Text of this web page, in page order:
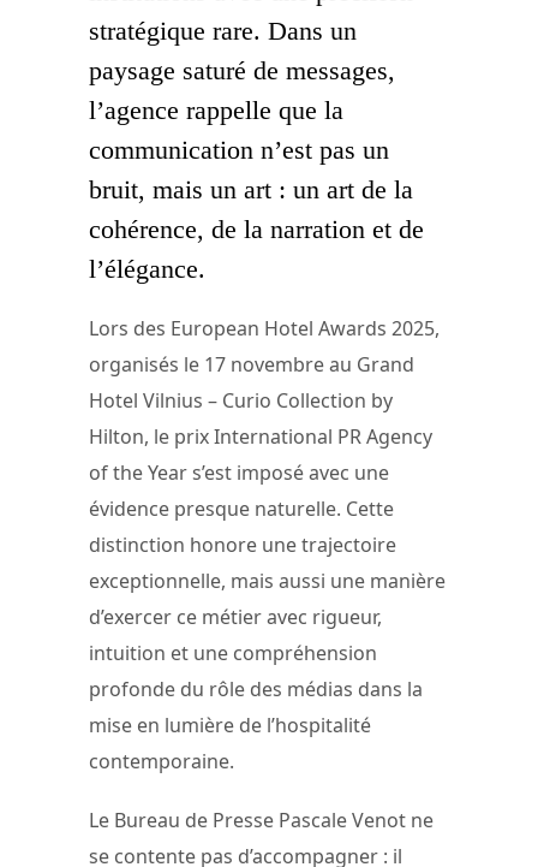
stratégique rare. Dans un
paysage saturé de messages,
l’agence rappelle que la
communication n’est pas un
bruit, mais un art : un art de la
cohérence, de la narration et de
l’élégance.
Lors des European Hotel Awards 2025,
organisés le 17 novembre au Grand
Hotel Vilnius – Curio Collection by
Hilton, le prix International PR Agency
of the Year s’est imposé avec une
évidence presque naturelle. Cette
distinction honore une trajectoire
exceptionnelle, mais aussi une manière
d’exercer ce métier avec rigueur,
intuition et une compréhension
profonde du rôle des médias dans la
mise en lumière de l’hospitalité
contemporaine.
Le Bureau de Presse Pascale Venot ne
se contente pas d’accompagner : il